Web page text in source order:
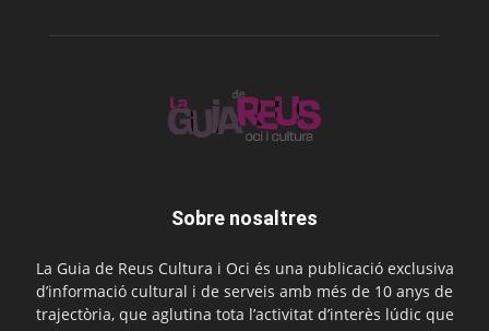
Sobre nosaltres
La Guia de Reus Cultura i Oci és una publicació exclusiva
d’informació cultural i de serveis amb més de 10 anys de
trajectòria, que aglutina tota l’activitat d’interès lúdic que